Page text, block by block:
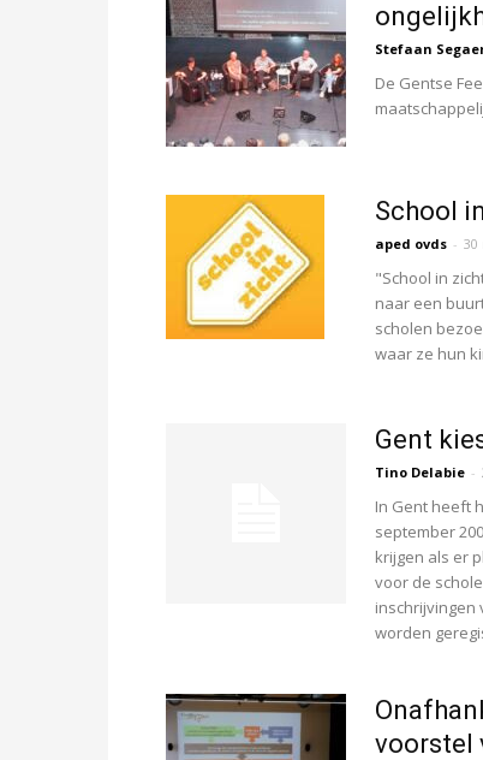
Stefaan
De Gentse
School
aped ovds - 30
"School in
naar een
scholen
waar ze hun
Gent
Tino Delabie -
In Gent heeft
september
krijgen als er
voor de
inschrijvingen
worden
voorstel